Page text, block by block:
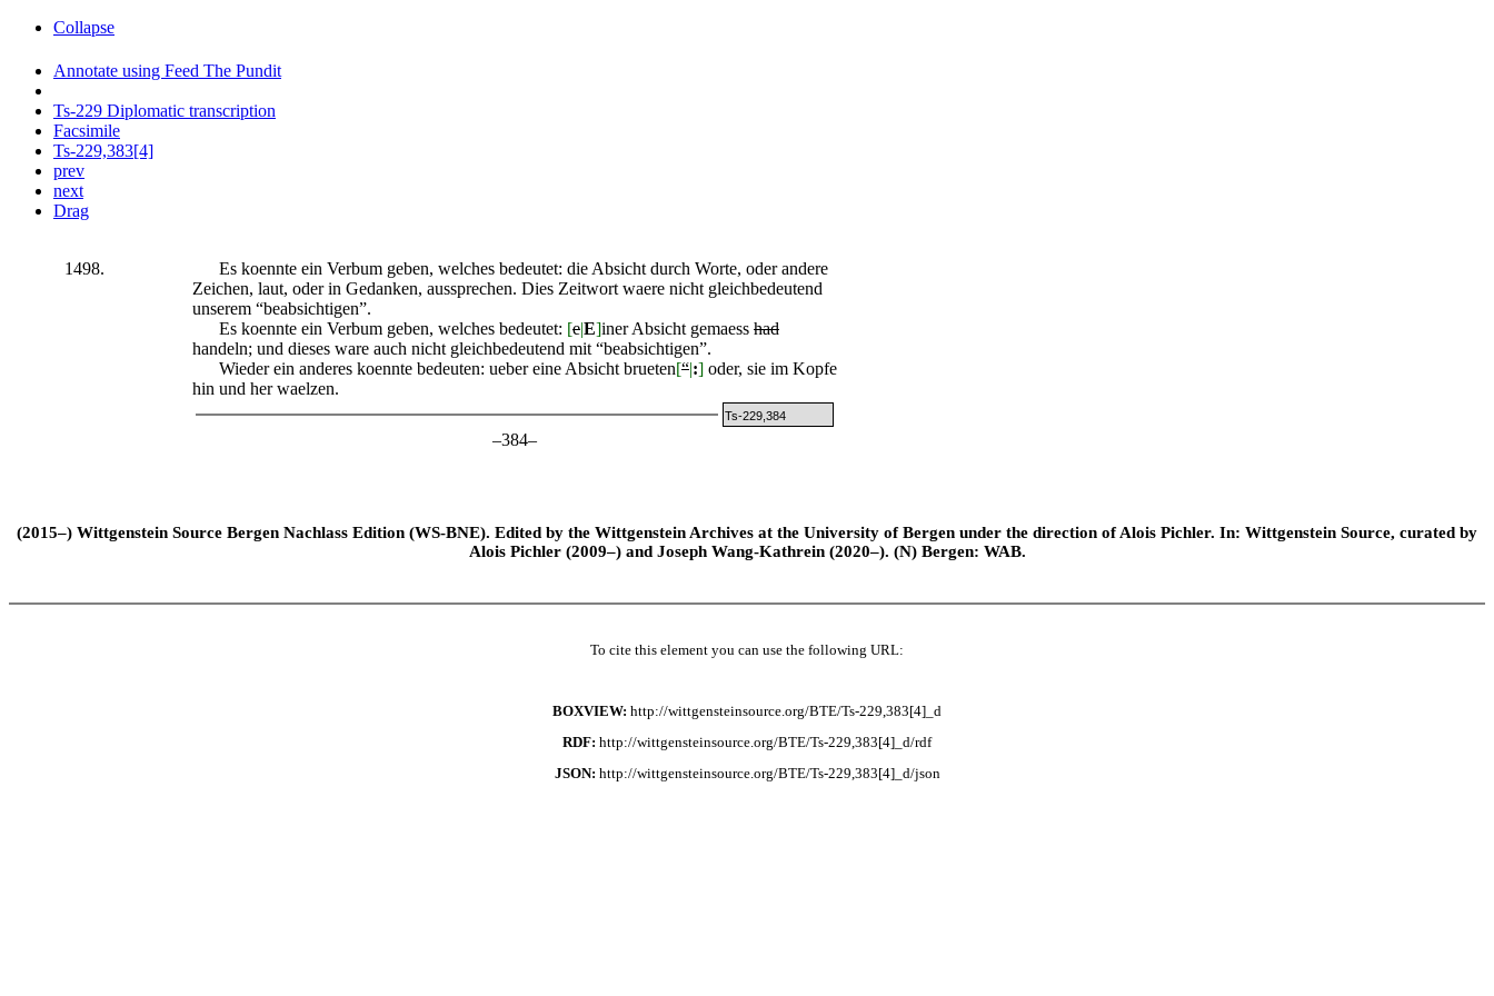
Collapse
Annotate using Feed The Pundit
Ts-229 Diplomatic transcription
Facsimile
Ts-229,383[4]
prev
next
Drag
1498.
Es koennte ein Verbum geben, welches bedeutet: die Absicht durch Worte, oder andere
Zeichen, laut, oder in Gedanken, aussprechen. Dies Zeitwort waere nicht gleichbedeutend
unserem “beabsichtigen”.
Es koennte ein Verbum geben, welches bedeutet: [e|E]iner Absicht gemaess had
handeln; und dieses ware auch nicht gleichbedeutend mit “beabsichtigen”.
Wieder ein anderes koennte bedeuten: ueber eine Absicht brueten[“|:] oder, sie im Kopfe
hin und her waelzen.
Ts-229,384
–384–
(2015–) Wittgenstein Source Bergen Nachlass Edition (WS-BNE). Edited by the Wittgenstein Archives at the University of Bergen under the direction of Alois Pichler. In: Wittgenstein Source, curated by
Alois Pichler (2009–) and Joseph Wang-Kathrein (2020–). (N) Bergen: WAB.
To cite this element you can use the following URL:
BOXVIEW: http://wittgensteinsource.org/BTE/Ts-229,383[4]_d
RDF: http://wittgensteinsource.org/BTE/Ts-229,383[4]_d/rdf
JSON: http://wittgensteinsource.org/BTE/Ts-229,383[4]_d/json